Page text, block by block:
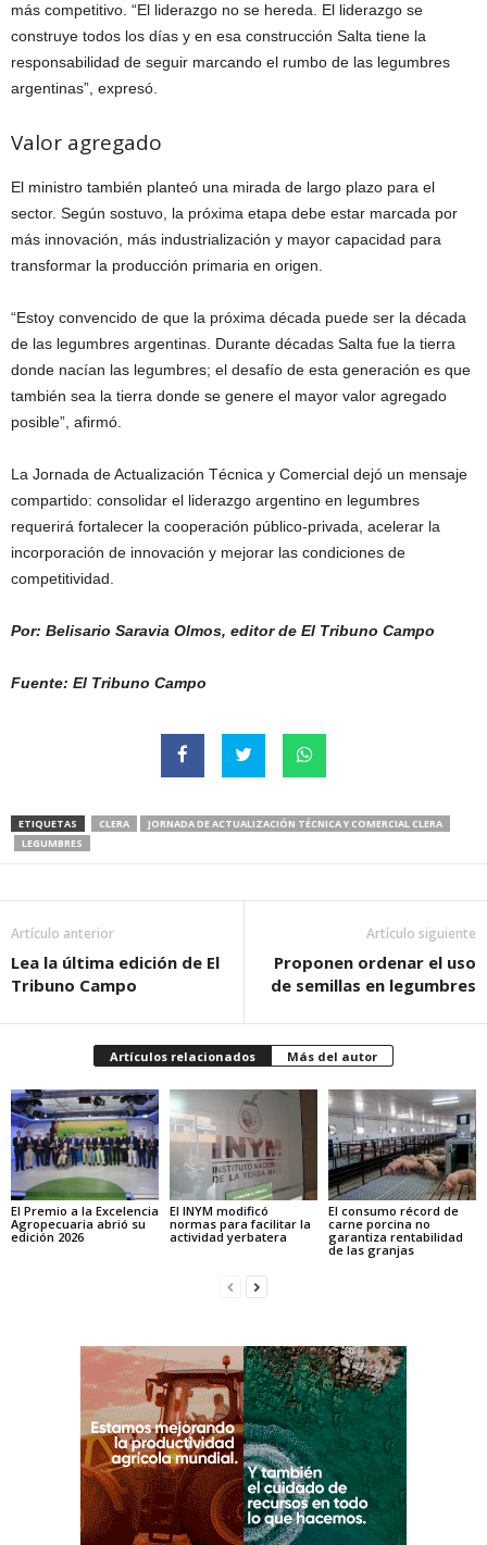
más competitivo. “El liderazgo no se hereda. El liderazgo se
construye todos los días y en esa construcción Salta tiene la
responsabilidad de seguir marcando el rumbo de las legumbres
argentinas”, expresó.
Valor agregado
El ministro también planteó una mirada de largo plazo para el
sector. Según sostuvo, la próxima etapa debe estar marcada por
más innovación, más industrialización y mayor capacidad para
transformar la producción primaria en origen.
“Estoy convencido de que la próxima década puede ser la década
de las legumbres argentinas. Durante décadas Salta fue la tierra
donde nacían las legumbres; el desafío de esta generación es que
también sea la tierra donde se genere el mayor valor agregado
posible”, afirmó.
La Jornada de Actualización Técnica y Comercial dejó un mensaje
compartido: consolidar el liderazgo argentino en legumbres
requerirá fortalecer la cooperación público-privada, acelerar la
incorporación de innovación y mejorar las condiciones de
competitividad.
Por: Belisario Saravia Olmos, editor de El Tribuno Campo
Fuente: El Tribuno Campo
ETIQUETAS CLERA
JORNADA DE ACTUALIZACIÓN TÉCNICA Y COMERCIAL CLERA
LEGUMBRES
Artículo anterior
Lea la última edición de El
Tribuno Campo
Artículo siguiente
Proponen ordenar el uso
de semillas en legumbres
Artículos relacionados Más del autor
El Premio a la Excelencia
Agropecuaria abrió su
edición 2026
El INYM modificó
normas para facilitar la
actividad yerbatera
El consumo récord de
carne porcina no
garantiza rentabilidad
de las granjas